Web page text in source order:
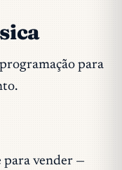
para
para vender —